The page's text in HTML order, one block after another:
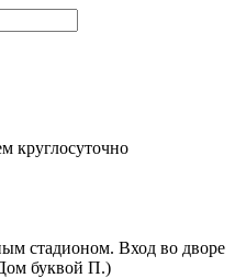
круглосуточно
стадионом. Вход во дворе
буквой П.)